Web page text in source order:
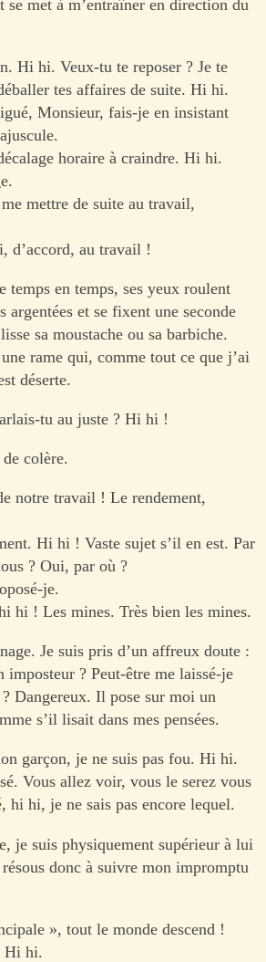
se met à m’entraîner en direction du
Hi hi. Veux-tu te reposer ? Je te
tes affaires de suite. Hi hi.
Monsieur, fais-je en insistant
horaire à craindre. Hi hi.
mettre de suite au travail,
au travail !
en temps, ses yeux roulent
argentées et se fixent une seconde
sa moustache ou sa barbiche.
rame qui, comme tout ce que j’ai
déserte.
tu au juste ? Hi hi !
de colère.
notre travail ! Le rendement,
Hi hi ! Vaste sujet s’il en est. Par
? Oui, par où ?
je.
hi ! Les mines. Très bien les mines.
Je suis pris d’un affreux doute :
imposteur ? Peut-être me laissé-je
Dangereux. Il pose sur moi un
s’il lisait dans mes pensées.
garçon, je ne suis pas fou. Hi hi.
Vous allez voir, vous le serez vous
hi hi, je ne sais pas encore lequel.
je suis physiquement supérieur à lui
donc à suivre mon impromptu
», tout le monde descend !
Hi hi.